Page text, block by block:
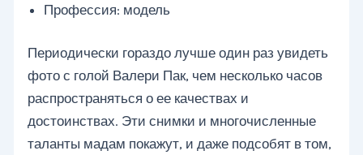
Профессия: модель
Периодически гораздо лучше один раз увидеть
фото с голой Валери Пак, чем несколько часов
распространяться о ее качествах и
достоинствах. Эти снимки и многочисленные
таланты мадам покажут, и даже подсобят в том,